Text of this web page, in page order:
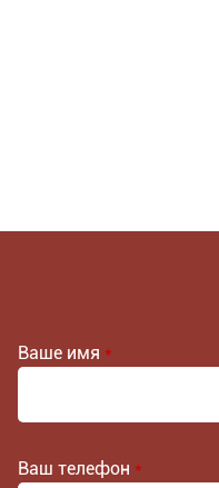
Ваше имя *
Ваш телефон *